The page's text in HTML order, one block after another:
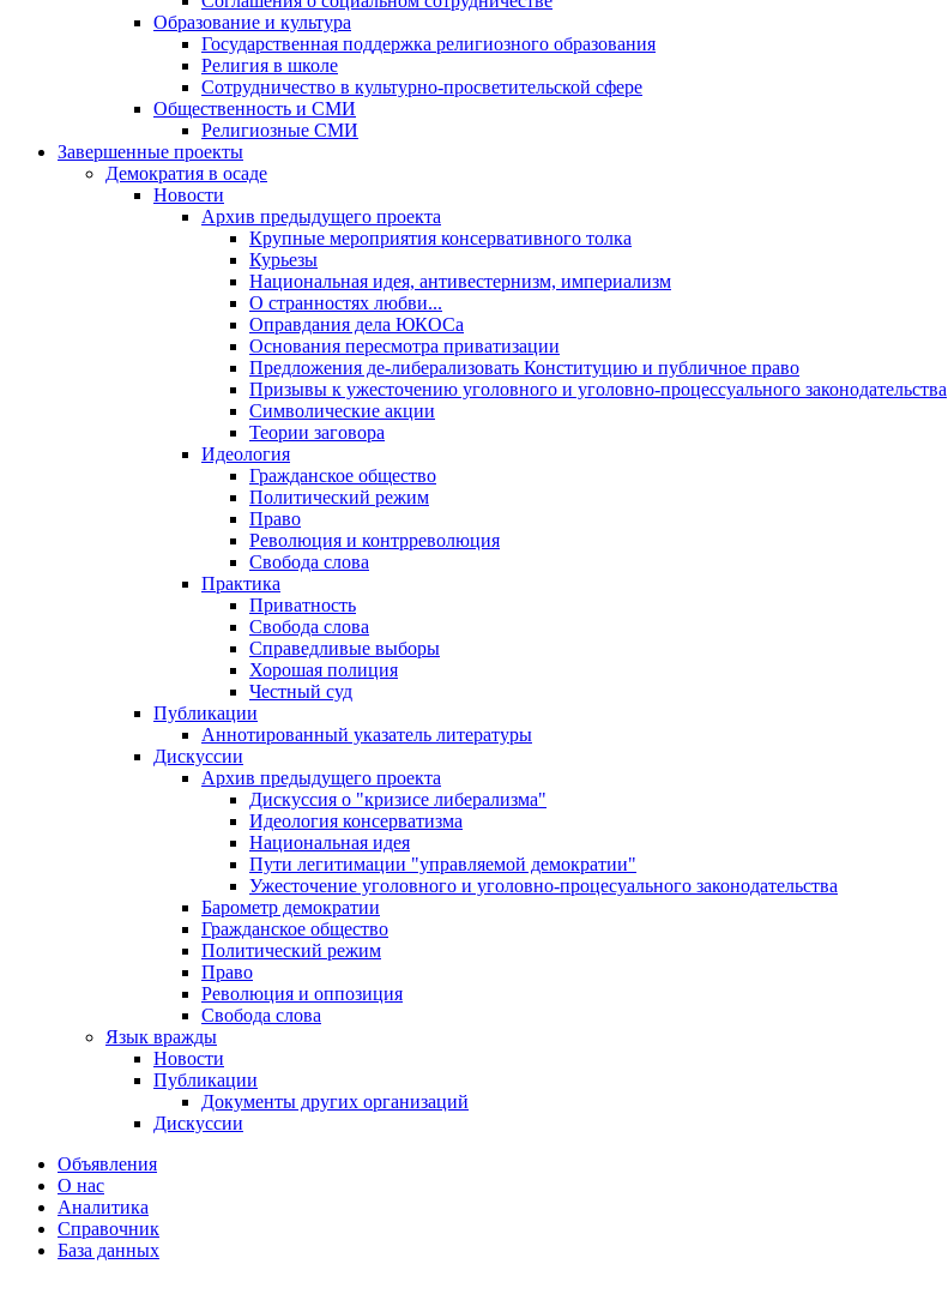
Образование и культура
Государственная поддержка религиозного образования
Религия в школе
Сотрудничество в культурно-просветительской сфере
Общественность и СМИ
Религиозные СМИ
Завершенные проекты
Демократия в осаде
Новости
Архив предыдущего проекта
Крупные мероприятия консервативного толка
Курьезы
Национальная идея, антивестернизм, империализм
О странностях любви...
Оправдания дела ЮКОСа
Основания пересмотра приватизации
Предложения де-либерализовать Конституцию и публичное право
Призывы к ужесточению уголовного и уголовно-процессуального законодательства
Символические акции
Теории заговора
Идеология
Гражданское общество
Политический режим
Право
Революция и контрреволюция
Свобода слова
Практика
Приватность
Свобода слова
Справедливые выборы
Хорошая полиция
Честный суд
Публикации
Аннотированный указатель литературы
Дискуссии
Архив предыдущего проекта
Дискуссия о "кризисе либерализма"
Идеология консерватизма
Национальная идея
Пути легитимации "управляемой демократии"
Ужесточение уголовного и уголовно-процесуального законодательства
Барометр демократии
Гражданское общество
Политический режим
Право
Революция и оппозиция
Свобода слова
Язык вражды
Новости
Публикации
Документы других организаций
Дискуссии
Объявления
О нас
Аналитика
Справочник
База данных